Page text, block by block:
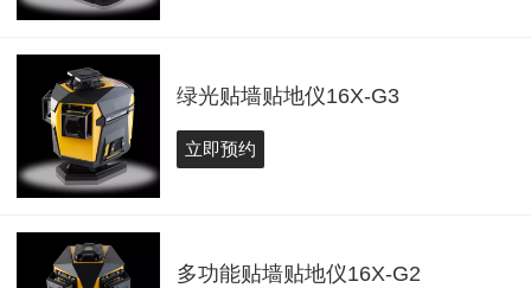
绿光贴墙贴地仪16X-G3
立即预约
多功能贴墙贴地仪16X-G2